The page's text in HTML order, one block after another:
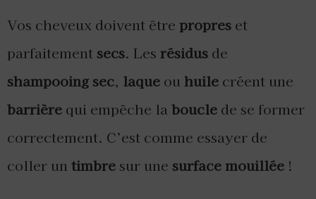
Vos cheveux doivent être propres et
parfaitement secs. Les résidus de
shampooing sec, laque ou huile créent une
barrière qui empêche la boucle de se former
correctement. C’est comme essayer de
coller un timbresur une surface mouillée !